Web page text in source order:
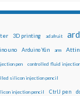
3D printing adafruit
uno Arduino Yún arm
pen controlled fluid
silicon injection pencil
injection pencil CtrlJ pen